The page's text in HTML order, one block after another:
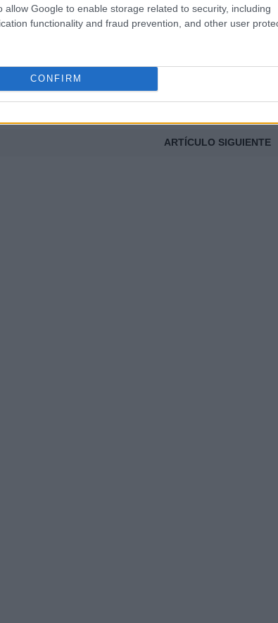
allow Google to enable storage related to security, including
functionality and fraud prevention, and other user
CONFIRM
ARTÍCULO SIGUIENTE